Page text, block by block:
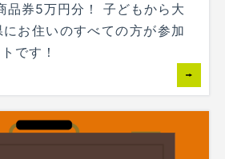
品券5万円分！ 子どもから大
にお住いのすべての方が参加
です！